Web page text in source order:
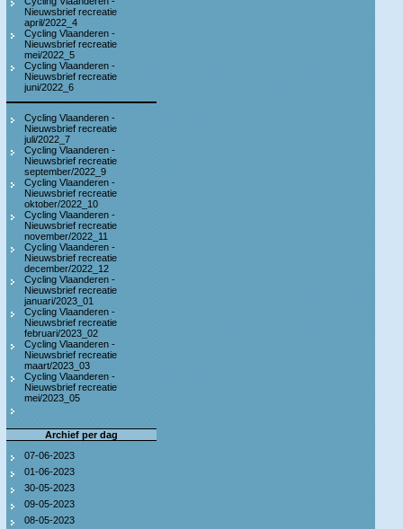
Nieuwsbrief recreatie
april/2022_4
Cycling Vlaanderen -
Nieuwsbrief recreatie
mei/2022_5
Cycling Vlaanderen -
Nieuwsbrief recreatie
juni/2022_6
Cycling Vlaanderen -
Nieuwsbrief recreatie
juli/2022_7
Cycling Vlaanderen -
Nieuwsbrief recreatie
september/2022_9
Cycling Vlaanderen -
Nieuwsbrief recreatie
oktober/2022_10
Cycling Vlaanderen -
Nieuwsbrief recreatie
november/2022_11
Cycling Vlaanderen -
Nieuwsbrief recreatie
december/2022_12
Cycling Vlaanderen -
Nieuwsbrief recreatie
januari/2023_01
Cycling Vlaanderen -
Nieuwsbrief recreatie
februari/2023_02
Cycling Vlaanderen -
Nieuwsbrief recreatie
maart/2023_03
Cycling Vlaanderen -
Nieuwsbrief recreatie
mei/2023_05
Archief per dag
07-06-2023
01-06-2023
30-05-2023
09-05-2023
08-05-2023